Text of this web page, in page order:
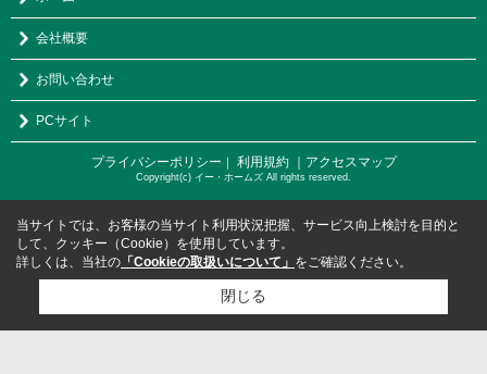
会社概要
お問い合わせ
PCサイト
プライバシーポリシー ｜ 利用規約 ｜アクセスマップ
Copyright(c) イー・ホームズ All rights reserved.
当サイトでは、お客様の当サイト利用状況把握、サービス向上検討を目的と
して、クッキー（Cookie）を使用しています。
詳しくは、当社の 「Cookieの取扱いについて」 をご確認ください。
閉じる